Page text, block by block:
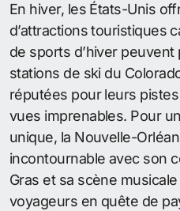
En hiver, les États-Unis
d’attractions touristiques
de sports d’hiver
stations de ski du
réputées pour leurs
vues imprenables. Pour
unique, la Nouvelle-
incontournable avec son
Gras et sa scène
voyageurs en quête de